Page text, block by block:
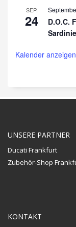
SEP.
24
D.O.C.
Kalender anzeigen
UNSERE PARTNER
Ducati Frankfurt
Zubehör-Shop
KONTAKT